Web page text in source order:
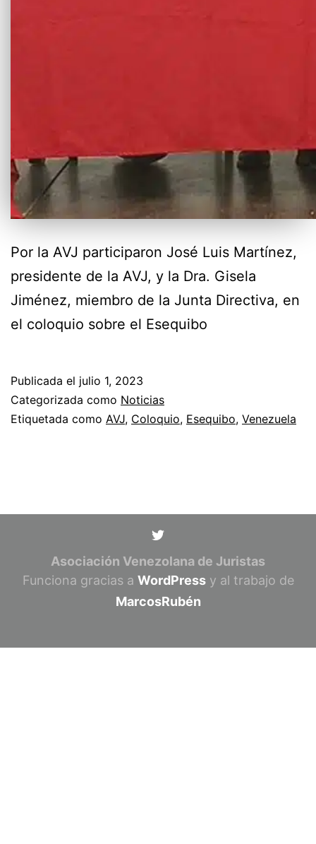
Por la AVJ participaron José Luis Martínez,
presidente de la AVJ, y la Dra. Gisela
Jiménez, miembro de la Junta Directiva, en
el coloquio sobre el Esequibo
Publicada el julio 1, 2023
Categorizada como Noticias
Etiquetada como AVJ, Coloquio, Esequibo, Venezuela
Asociación Venezolana de Juristas
Funciona gracias a WordPressy al trabajo de
MarcosRubén